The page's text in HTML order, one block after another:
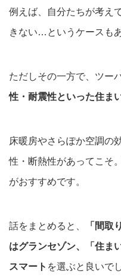
例えば、自分たちが考え
きない…というケースも
ただしその一方で、ツー
性・耐震性といった住ま
床暖房やさらぽか空調の
性・断熱性があってこそ
がおすすめです。
話をまとめると、
「間取
はグランセゾン、「住ま
スマート を選ぶと良いで